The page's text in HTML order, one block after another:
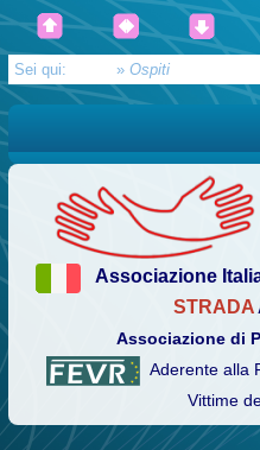
Sei qui: » Ospiti
Associazione
STRADA
Associazione di
Aderente alla
Vittime